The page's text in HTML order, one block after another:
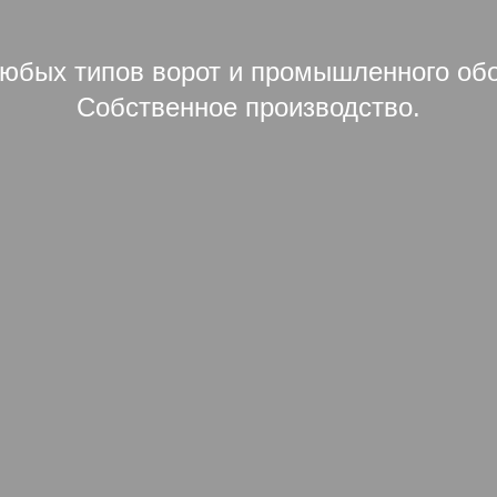
типов ворот и промышленного
Собственное производство.